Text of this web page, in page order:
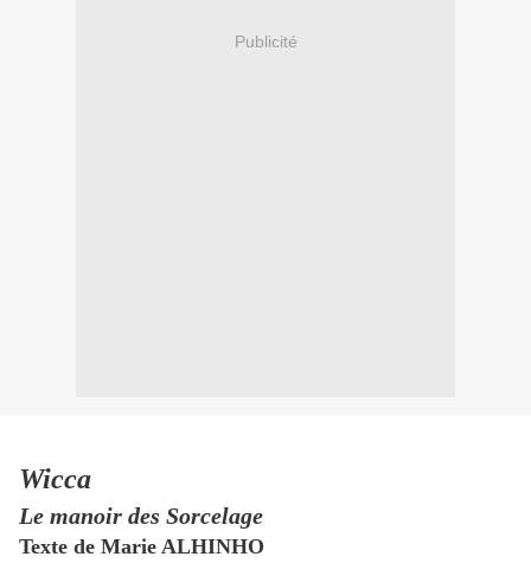
Publicité
Wicca
Le manoir des Sorcelage
Texte de Marie ALHINHO